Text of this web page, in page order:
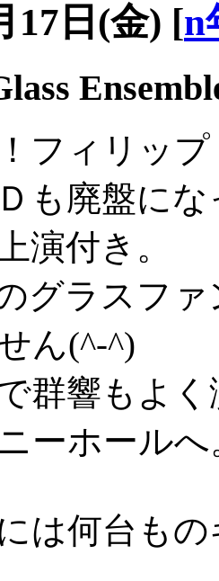
17日(金) [n
フィリッ
も廃盤に
演付き。
グラスフ
ん(^-^)
群響もよ
ーホールへ
は何台も